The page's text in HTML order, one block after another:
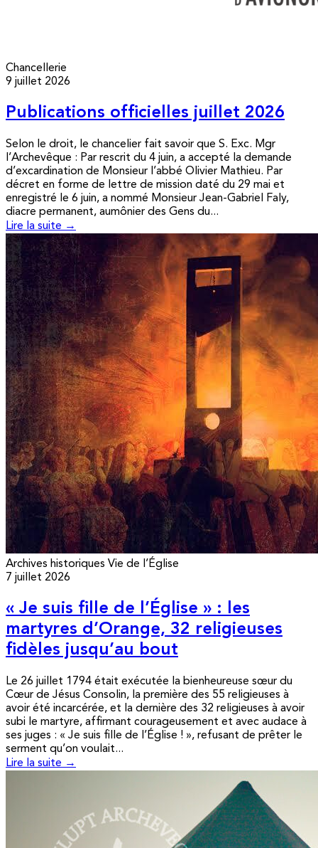
Chancellerie
9 juillet 2026
Publications officielles juillet 2026
Selon le droit, le chancelier fait savoir que S. Exc. Mgr
l’Archevêque : Par rescrit du 4 juin, a accepté la demande
d’excardination de Monsieur l’abbé Olivier Mathieu. Par
décret en forme de lettre de mission daté du 29 mai et
enregistré le 6 juin, a nommé Monsieur Jean-Gabriel Faly,
diacre permanent, aumônier des Gens du...
Lire la suite →
Archives historiques Vie de l’Église
7 juillet 2026
« Je suis fille de l’Église » : les
martyres d’Orange, 32 religieuses
fidèles jusqu’au bout
Le 26 juillet 1794 était exécutée la bienheureuse sœur du
Cœur de Jésus Consolin, la première des 55 religieuses à
avoir été incarcérée, et la dernière des 32 religieuses à avoir
subi le martyre, affirmant courageusement et avec audace à
ses juges : « Je suis fille de l’Église ! », refusant de prêter le
serment qu’on voulait...
Lire la suite →